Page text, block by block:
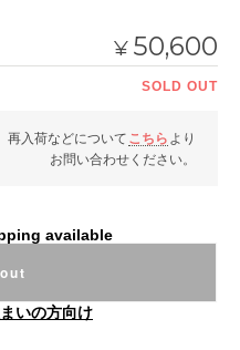
¥ 50,600
SOLD OUT
再入荷などについて こちら より
お問い合わせください。
available
いの方向け